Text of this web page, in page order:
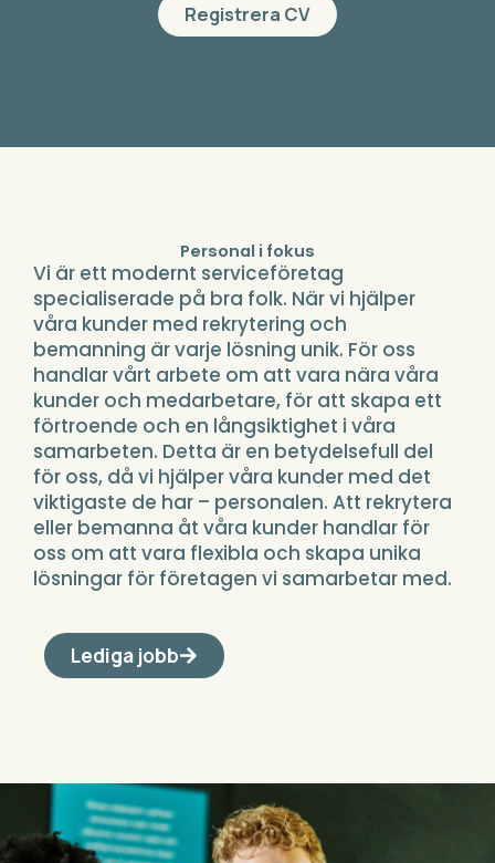
Registrera CV
Personal i fokus
Vi är ett modernt serviceföretag
specialiserade på bra folk. När vi hjälper
våra kunder med rekrytering och
bemanning är varje lösning unik. För oss
handlar vårt arbete om att vara nära våra
kunder och medarbetare, för att skapa ett
förtroende och en långsiktighet i våra
samarbeten. Detta är en betydelsefull del
för oss, då vi hjälper våra kunder med det
viktigaste de har – personalen. Att rekrytera
eller bemanna åt våra kunder handlar för
oss om att vara flexibla och skapa unika
lösningar för företagen vi samarbetar med.
Lediga jobb